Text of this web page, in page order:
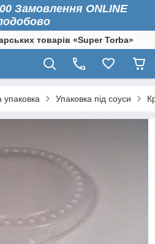
Замовлення ONLINE
товарів «Super Torba»
упаковка Упаковка під соуси